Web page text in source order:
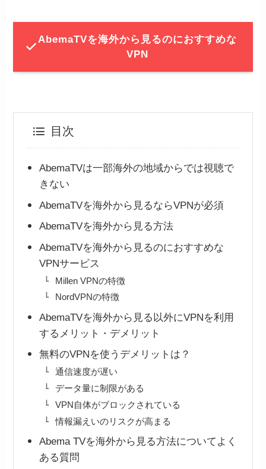
AbemaTVを海外から見るのにおすすめな
VPN
目次
AbemaTVは一部海外の地域からでは視聴で
きない
AbemaTVを海外から見るならVPNが必須
AbemaTVを海外から見る方法
AbemaTVを海外から見るのにおすすめな
VPNサービス
Millen VPNの特徴
NordVPNの特徴
AbemaTVを海外から見る以外にVPNを利用
するメリット・デメリット
無料のVPNを使うデメリットは？
通信速度が遅い
データ量に制限がある
VPN自体がブロックされている
情報漏えいのリスクが高まる
Abema TVを海外から見る方法についてよく
ある質問